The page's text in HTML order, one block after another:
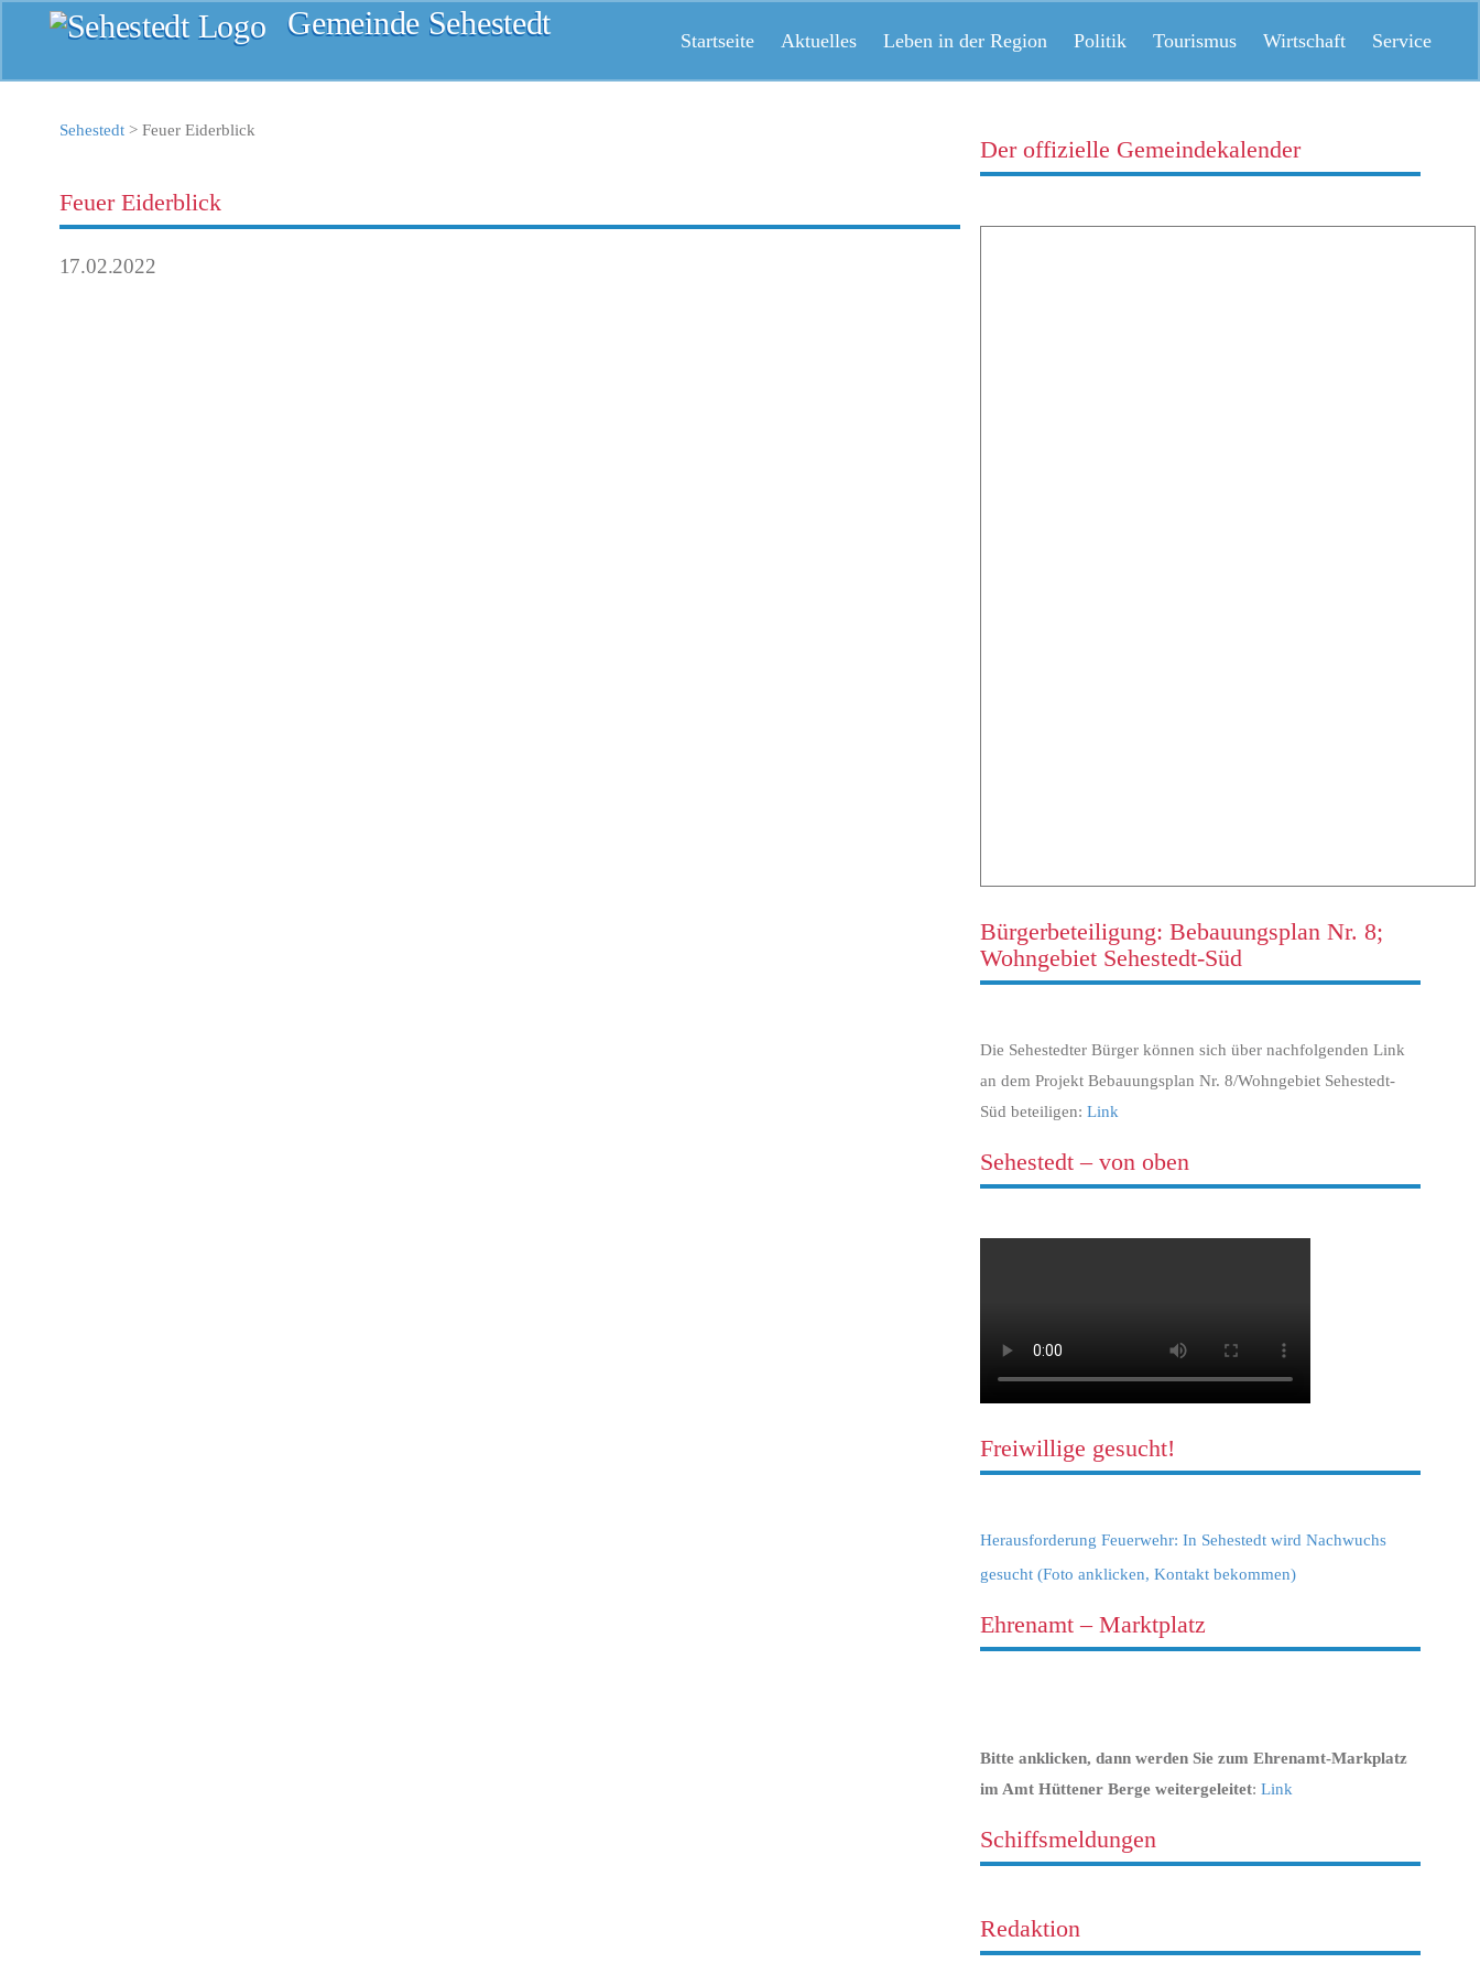
Gemeinde Sehestedt Startseite Aktuelles Leben in der Region Politik Tourismus Wirtschaft Service
Sehestedt> Feuer Eiderblick
Feuer Eiderblick
17.02.2022
Der offizielle Gemeindekalender
Bürgerbeteiligung: Bebauungsplan Nr. 8;
Wohngebiet Sehestedt-Süd
Die Sehestedter Bürger können sich über nachfolgenden Link
an dem Projekt Bebauungsplan Nr. 8/Wohngebiet Sehestedt-
Süd beteiligen:Link
Sehestedt – von oben
Freiwillige gesucht!
Herausforderung Feuerwehr: In Sehestedt wird Nachwuchs
gesucht (Foto anklicken, Kontakt bekommen)
Ehrenamt – Marktplatz
Bitte anklicken, dann werden Sie zum Ehrenamt-Markplatz
im Amt Hüttener Berge weitergeleitet:Link
Schiffsmeldungen
Redaktion